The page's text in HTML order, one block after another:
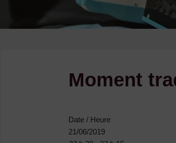
Moment
Date / Heure
21/06/2019